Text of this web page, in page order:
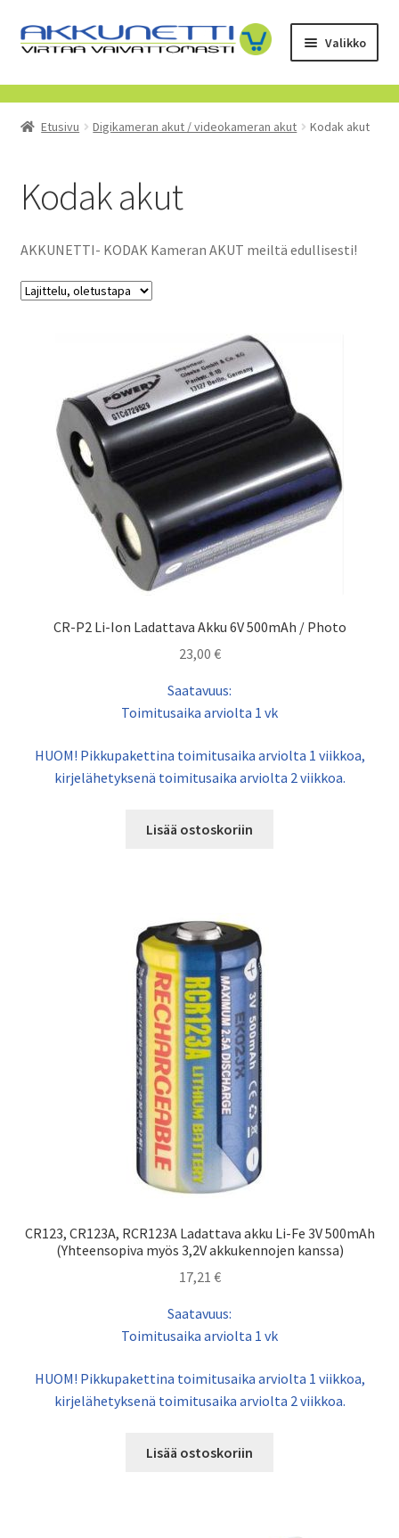
Siirry
navigointiin
Siirry
sisältöön
Valikko
Kauppa
Tietoa meistä
Yrityksille
Etusivu Digikameran akut / videokameran akut Kodak akut
Kodak akut
AKKUNETTI- KODAK Kameran AKUT meiltä edullisesti!
CR-P2 Li-Ion Ladattava Akku 6V 500mAh / Photo
23,00 €
Saatavuus:
Toimitusaika arviolta 1 vk
HUOM! Pikkupakettina toimitusaika arviolta 1 viikkoa,
kirjelähetyksenä toimitusaika arviolta 2 viikkoa.
Lisää ostoskoriin
CR123, CR123A, RCR123A Ladattava akku Li-Fe 3V 500mAh
(Yhteensopiva myös 3,2V akkukennojen kanssa)
17,21 €
Saatavuus:
Toimitusaika arviolta 1 vk
HUOM! Pikkupakettina toimitusaika arviolta 1 viikkoa,
kirjelähetyksenä toimitusaika arviolta 2 viikkoa.
Lisää ostoskoriin